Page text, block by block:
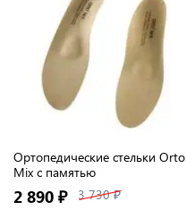
Ортопедические стельки Orto
Mix с памятью
2 890 ₽ 3 730 ₽